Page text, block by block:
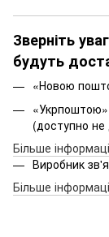
Зверніть
будуть
«Новою
(доступно не
Більше
Виробник
Більше